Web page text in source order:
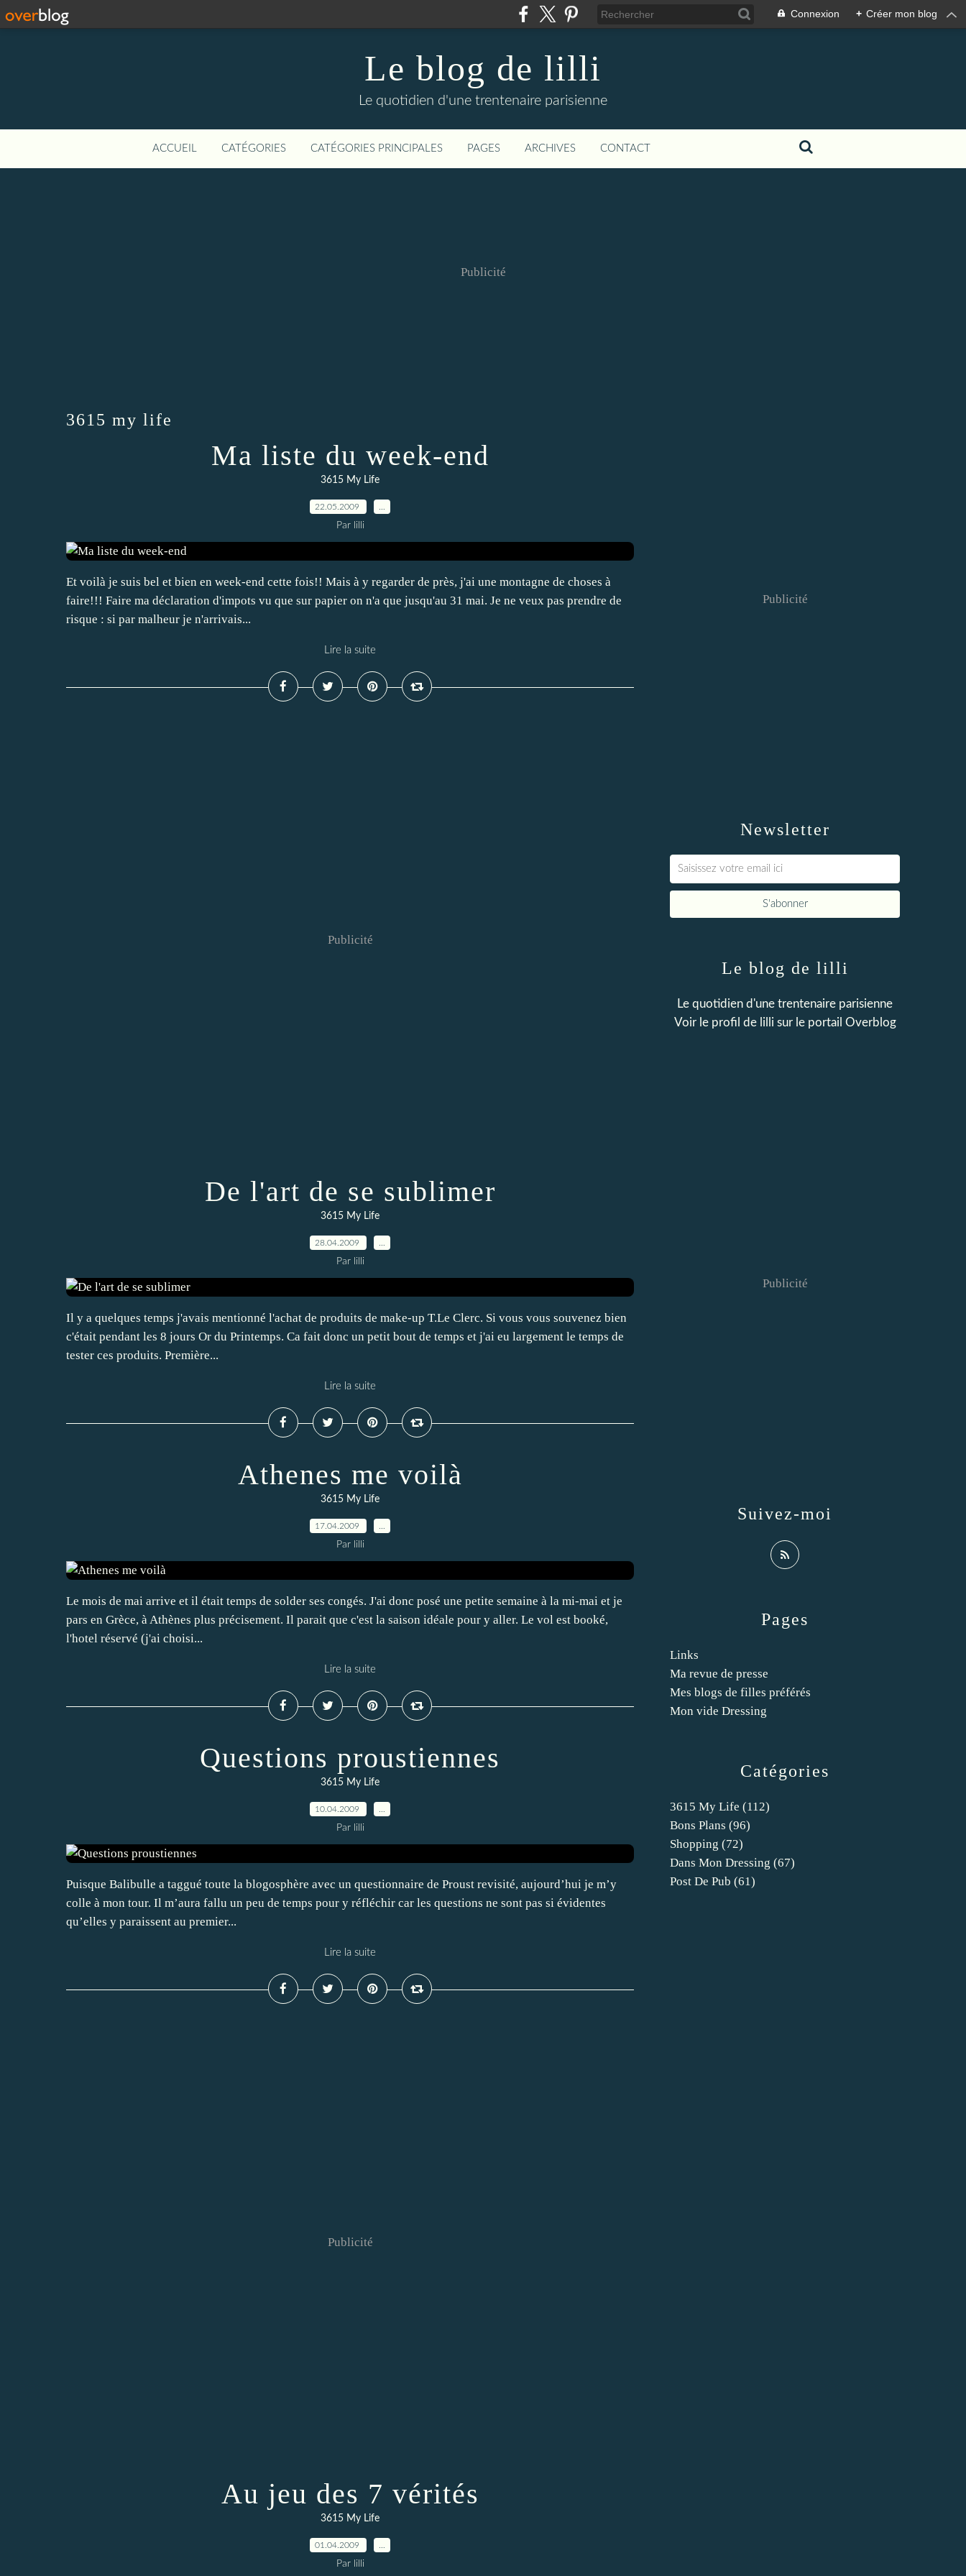
Connexion + Créer mon blog
Le blog de lilli
Le quotidien d'une trentenaire parisienne
ACCUEIL CATÉGORIES CATÉGORIES PRINCIPALES PAGES ARCHIVES CONTACT
Publicité
3615 my life
Ma liste du week-end
3615 My Life
22.05.2009
Par lilli
Et voilà je suis bel et bien en week-end cette fois!! Mais à y regarder de près, j'ai une montagne de choses à
faire!!! Faire ma déclaration d'impots vu que sur papier on n'a que jusqu'au 31 mai. Je ne veux pas prendre de
risque : si par malheur je n'arrivais...
Lire la suite
Publicité
De l'art de se sublimer
3615 My Life
28.04.2009
Par lilli
Il y a quelques temps j'avais mentionné l'achat de produits de make-up T.Le Clerc. Si vous vous souvenez bien
c'était pendant les 8 jours Or du Printemps. Ca fait donc un petit bout de temps et j'ai eu largement le temps de
tester ces produits. Première...
Lire la suite
Athenes me voilà
3615 My Life
17.04.2009
Par lilli
Le mois de mai arrive et il était temps de solder ses congés. J'ai donc posé une petite semaine à la mi-mai et je
pars en Grèce, à Athènes plus précisement. Il parait que c'est la saison idéale pour y aller. Le vol est booké,
l'hotel réservé (j'ai choisi...
Lire la suite
Questions proustiennes
3615 My Life
10.04.2009
Par lilli
Puisque Balibulle a taggué toute la blogosphère avec un questionnaire de Proust revisité, aujourd’hui je m’y
colle à mon tour. Il m’aura fallu un peu de temps pour y réfléchir car les questions ne sont pas si évidentes
qu’elles y paraissent au premier...
Lire la suite
Publicité
Au jeu des 7 vérités
3615 My Life
01.04.2009
Par lilli
Newsletter
Publicité
Catégories
3615 My Life (112)
Bons Plans (96)
Shopping (72)
Dans Mon Dressing (67)
Post De Pub (61)
Pages
Links
Ma revue de presse
Mes blogs de filles préférés
Mon vide Dressing
Le blog de lilli
Le quotidien d'une trentenaire parisienne
Voir le profil de lilli sur le portail Overblog
Suivez-moi
Publicité